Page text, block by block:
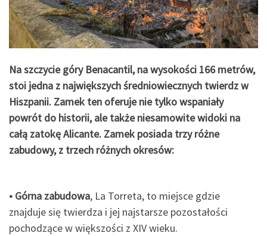
Na szczycie góry Benacantil, na wysokości 166 metrów,
stoi jedna z największych średniowiecznych twierdz w
Hiszpanii. Zamek ten oferuje nie tylko wspaniały
powrót do historii, ale także niesamowite widoki na
całą zatokę Alicante. Zamek posiada trzy różne
zabudowy, z trzech różnych okresów:
• Górna zabudowa, La Torreta, to miejsce gdzie
znajduje się twierdza i jej najstarsze pozostałości
pochodzące w większości z XIV wieku.